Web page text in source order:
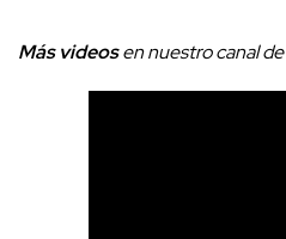
Más videosen nuestro canal de